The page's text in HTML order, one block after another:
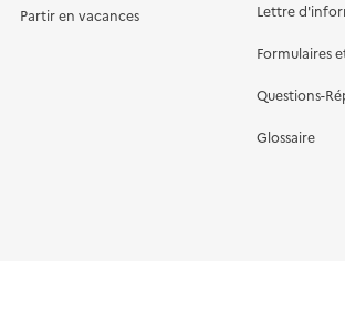
Partir en vacances Lettre
Formulaires
Questions-
Glossaire